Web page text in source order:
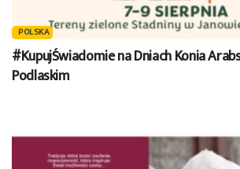
POLSKA
#KupujŚwiadomie na Dniach Konia
Podlaskim